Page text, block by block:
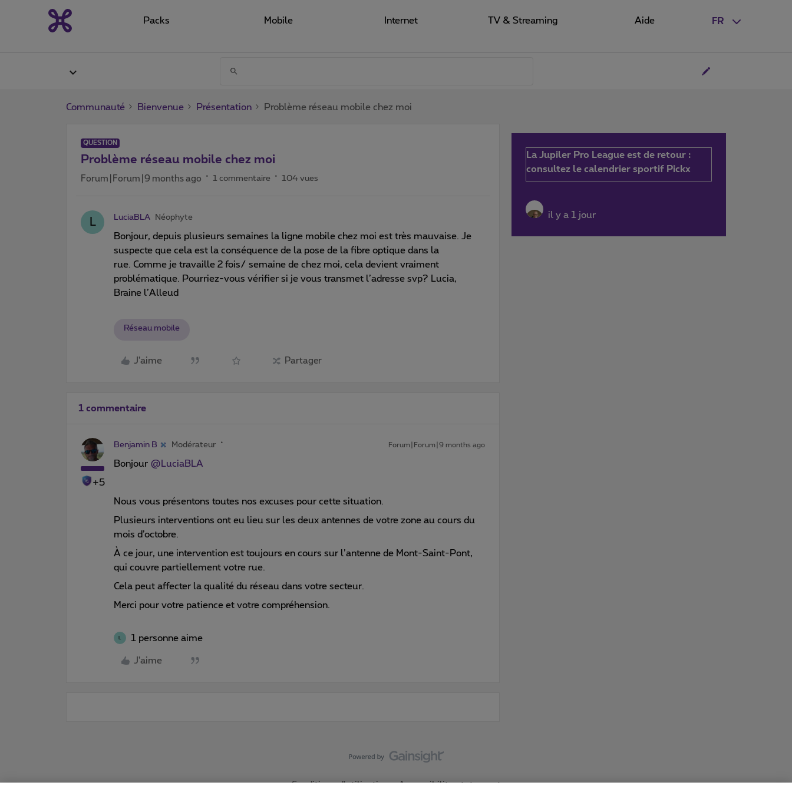
FR
Packs Mobile Internet TV & Streaming Aide
Communauté Bienvenue Présentation Problème réseau mobile chez moi
QUESTION
Problème réseau mobile chez moi
Forum|Forum|9 months ago 1 commentaire 104 vues
L LuciaBLA Néophyte
Bonjour, depuis plusieurs semaines la ligne mobile chez moi est très mauvaise. Je
suspecte que cela est la conséquence de la pose de la fibre optique dans la
rue. Comme je travaille 2 fois/ semaine de chez moi, cela devient vraiment
problématique. Pourriez-vous vérifier si je vous transmet l’adresse svp? Lucia,
Braine l’Alleud
Réseau mobile
J'aime Partager
1 commentaire
+5
Benjamin B Modérateur Forum|Forum|9 months ago
Bonjour ​ @LuciaBLA
Nous vous présentons toutes nos excuses pour cette situation.
Plusieurs interventions ont eu lieu sur les deux antennes de votre zone au cours du
mois d’octobre.
À ce jour, une intervention est toujours en cours sur l’antenne de Mont-Saint-Pont,
qui couvre partiellement votre rue.
Cela peut affecter la qualité du réseau dans votre secteur.
Merci pour votre patience et votre compréhension.
1 personne aime
J'aime
La Jupiler Pro League est de retour :
consultez le calendrier sportif Pickx
il y a 1 jour
Conditions d'utilisation Accessibility statement